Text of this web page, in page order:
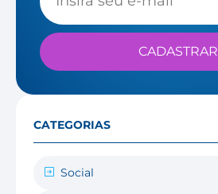
CADASTRAR
CATEGORIAS
Social